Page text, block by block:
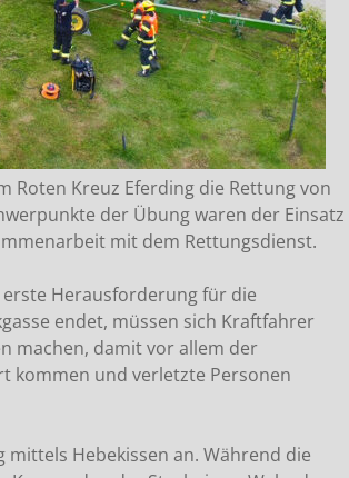
Roten Kreuz Eferding die Rettung von
der Übung waren der Einsatz
mit dem Rettungsdienst.
Herausforderung für die
endet, müssen sich Kraftfahrer
machen, damit vor allem der
kommen und verletzte Personen
Hebekissen an. Während die